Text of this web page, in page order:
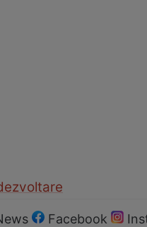
Facebook